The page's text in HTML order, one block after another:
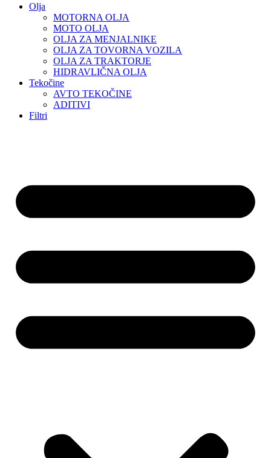
Olja
MOTORNA OLJA
MOTO OLJA
OLJA ZA MENJALNIKE
OLJA ZA TOVORNA VOZILA
OLJA ZA TRAKTORJE
HIDRAVLIČNA OLJA
Tekočine
AVTO TEKOČINE
ADITIVI
Filtri